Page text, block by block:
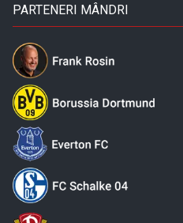
PARTENERI MÂNDRI